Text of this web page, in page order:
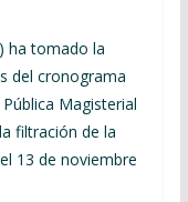
ha tomado la
del cronograma
Magisterial
filtración de la
13 de noviembre